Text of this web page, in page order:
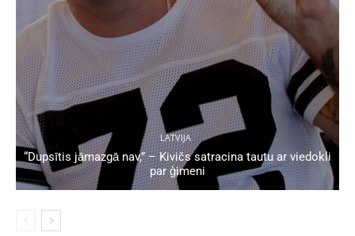
LATVIJA
“Dupsītis jāmazgā nav,” – Kivičs satracina tautu ar viedokli
par ģimeni